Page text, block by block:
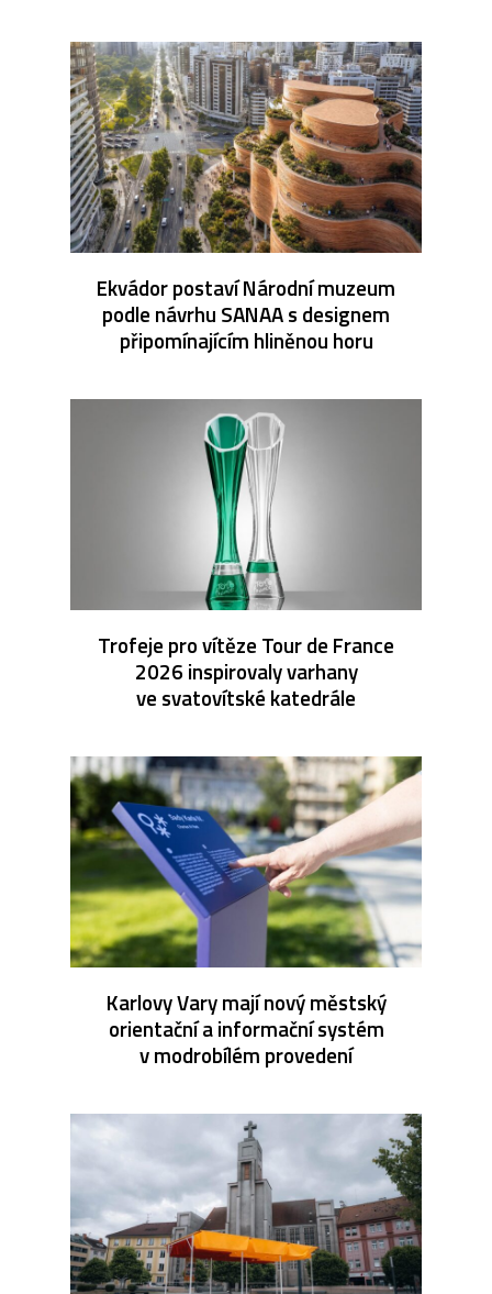
Ekvádor postaví Národní muzeum
podle návrhu SANAA s designem
připomínajícím hliněnou horu
Trofeje pro vítěze Tour de France
2026 inspirovaly varhany
ve svatovítské katedrále
Karlovy Vary mají nový městský
orientační a informační systém
v modrobílém provedení